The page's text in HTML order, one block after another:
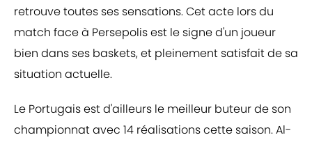
retrouve toutes ses sensations. Cet acte lors du
match face à Persepolis est le signe d'un joueur
bien dans ses baskets, et pleinement satisfait de sa
situation actuelle.
Le Portugais est d'ailleurs le meilleur buteur de son
championnat avec 14 réalisations cette saison. Al-